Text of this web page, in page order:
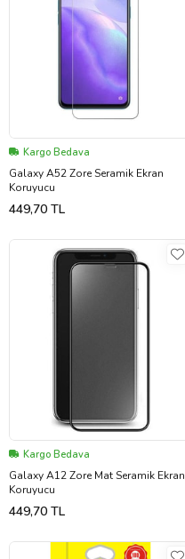
Kargo Bedava
Galaxy A52 Zore Seramik Ekran
Koruyucu
449,70 TL
Kargo Bedava
Galaxy A12 Zore Mat Seramik Ekran
Koruyucu
449,70 TL